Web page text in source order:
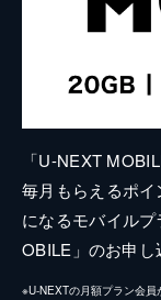
「U-NEXT
毎月もらえるポ
になるモバイル
OBILE」のお申し
※U-NEXTの月額プラン会